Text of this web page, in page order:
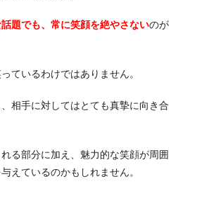
題でも、常に笑顔を絶やさないのが
ているわけではありません。
相手に対してはとても真摯に向き合
る部分に加え、魅力的な笑顔が周囲
えているのかもしれません。